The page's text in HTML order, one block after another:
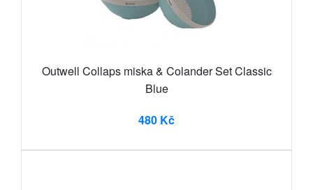
Outwell Collaps miska & Colander Set Classic
Blue
480 Kč